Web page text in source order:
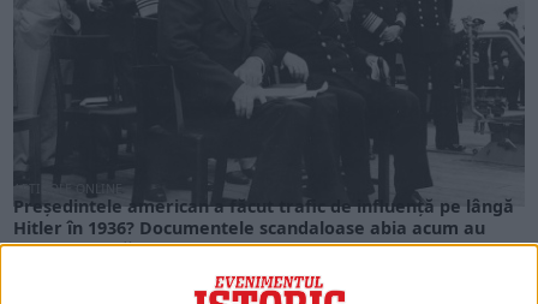
ARTICOLE ONLINE
Președintele american a făcut trafic de influență pe lângă
Hitler în 1936? Documentele scandaloase abia acum au
ieșit la lumină
Conform documentelor descoperite recent, în vara anului